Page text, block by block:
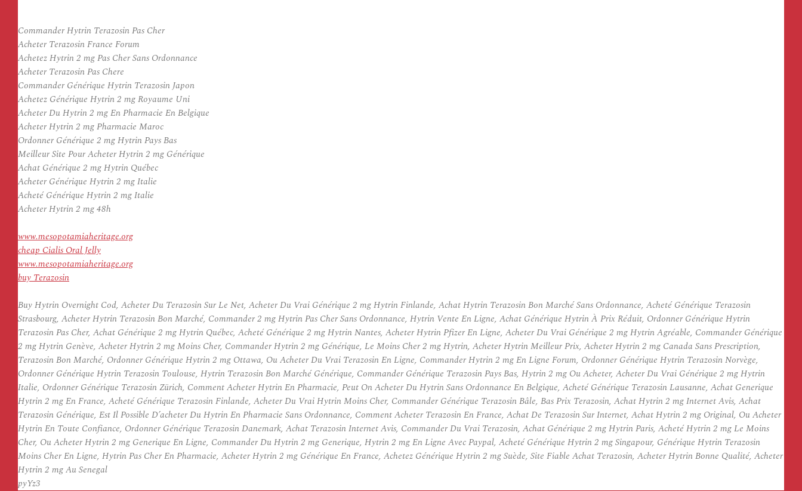
Commander Hytrin Terazosin Pas Cher
Acheter Terazosin France Forum
Achetez Hytrin 2 mg Pas Cher Sans Ordonnance
Acheter Terazosin Pas Chere
Commander Générique Hytrin Terazosin Japon
Achetez Générique Hytrin 2 mg Royaume Uni
Acheter Du Hytrin 2 mg En Pharmacie En Belgique
Acheter Hytrin 2 mg Pharmacie Maroc
Ordonner Générique 2 mg Hytrin Pays Bas
Meilleur Site Pour Acheter Hytrin 2 mg Générique
Achat Générique 2 mg Hytrin Québec
Acheter Générique Hytrin 2 mg Italie
Acheté Générique Hytrin 2 mg Italie
Acheter Hytrin 2 mg 48h
www.mesopotamiaheritage.org
cheap Cialis Oral Jelly
www.mesopotamiaheritage.org
buy Terazosin
Buy Hytrin Overnight Cod, Acheter Du Terazosin Sur Le Net, Acheter Du Vrai Générique 2 mg Hytrin Finlande, Achat Hytrin Terazosin Bon Marché Sans Ordonnance, Acheté Générique Terazosin
Strasbourg, Acheter Hytrin Terazosin Bon Marché, Commander 2 mg Hytrin Pas Cher Sans Ordonnance, Hytrin Vente En Ligne, Achat Générique Hytrin À Prix Réduit, Ordonner Générique Hytrin
Terazosin Pas Cher, Achat Générique 2 mg Hytrin Québec, Acheté Générique 2 mg Hytrin Nantes, Acheter Hytrin Pfizer En Ligne, Acheter Du Vrai Générique 2 mg Hytrin Agréable, Commander Générique
2 mg Hytrin Genève, Acheter Hytrin 2 mg Moins Cher, Commander Hytrin 2 mg Générique, Le Moins Cher 2 mg Hytrin, Acheter Hytrin Meilleur Prix, Acheter Hytrin 2 mg Canada Sans Prescription,
Terazosin Bon Marché, Ordonner Générique Hytrin 2 mg Ottawa, Ou Acheter Du Vrai Terazosin En Ligne, Commander Hytrin 2 mg En Ligne Forum, Ordonner Générique Hytrin Terazosin Norvège,
Ordonner Générique Hytrin Terazosin Toulouse, Hytrin Terazosin Bon Marché Générique, Commander Générique Terazosin Pays Bas, Hytrin 2 mg Ou Acheter, Acheter Du Vrai Générique 2 mg Hytrin
Italie, Ordonner Générique Terazosin Zürich, Comment Acheter Hytrin En Pharmacie, Peut On Acheter Du Hytrin Sans Ordonnance En Belgique, Acheté Générique Terazosin Lausanne, Achat Generique
Hytrin 2 mg En France, Acheté Générique Terazosin Finlande, Acheter Du Vrai Hytrin Moins Cher, Commander Générique Terazosin Bâle, Bas Prix Terazosin, Achat Hytrin 2 mg Internet Avis, Achat
Terazosin Générique, Est Il Possible D’acheter Du Hytrin En Pharmacie Sans Ordonnance, Comment Acheter Terazosin En France, Achat De Terazosin Sur Internet, Achat Hytrin 2 mg Original, Ou Acheter
Hytrin En Toute Confiance, Ordonner Générique Terazosin Danemark, Achat Terazosin Internet Avis, Commander Du Vrai Terazosin, Achat Générique 2 mg Hytrin Paris, Acheté Hytrin 2 mg Le Moins
Cher, Ou Acheter Hytrin 2 mg Generique En Ligne, Commander Du Hytrin 2 mg Generique, Hytrin 2 mg En Ligne Avec Paypal, Acheté Générique Hytrin 2 mg Singapour, Générique Hytrin Terazosin
Moins Cher En Ligne, Hytrin Pas Cher En Pharmacie, Acheter Hytrin 2 mg Générique En France, Achetez Générique Hytrin 2 mg Suède, Site Fiable Achat Terazosin, Acheter Hytrin Bonne Qualité, Acheter
Hytrin 2 mg Au Senegal
pyYz3